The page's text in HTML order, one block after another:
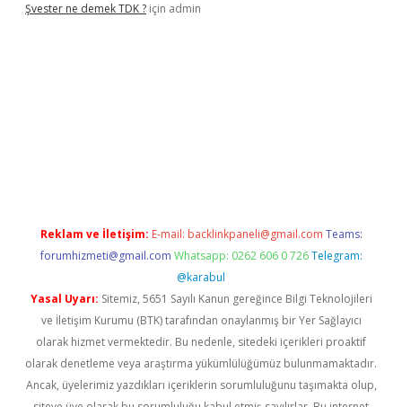
Şvester ne demek TDK ? için admin
Reklam ve İletişim: E-mail: backlinkpaneli@gmail.com Teams:
forumhizmeti@gmail.com Whatsapp: 0262 606 0 726 Telegram:
@karabul
Yasal Uyarı: Sitemiz, 5651 Sayılı Kanun gereğince Bilgi Teknolojileri
ve İletişim Kurumu (BTK) tarafından onaylanmış bir Yer Sağlayıcı
olarak hizmet vermektedir. Bu nedenle, sitedeki içerikleri proaktif
olarak denetleme veya araştırma yükümlülüğümüz bulunmamaktadır.
Ancak, üyelerimiz yazdıkları içeriklerin sorumluluğunu taşımakta olup,